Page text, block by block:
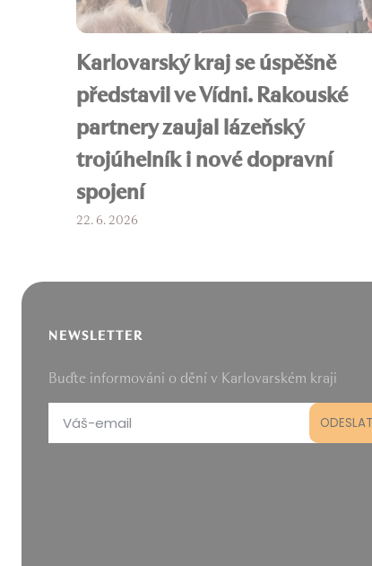
Karlovarský kraj se úspěšně
představil ve Vídni. Rakouské
partnery zaujal lázeňský
trojúhelník i nové dopravní
spojení
22. 6. 2026
NEWSLETTER
Buďte informováni o dění v Karlovarském kraji